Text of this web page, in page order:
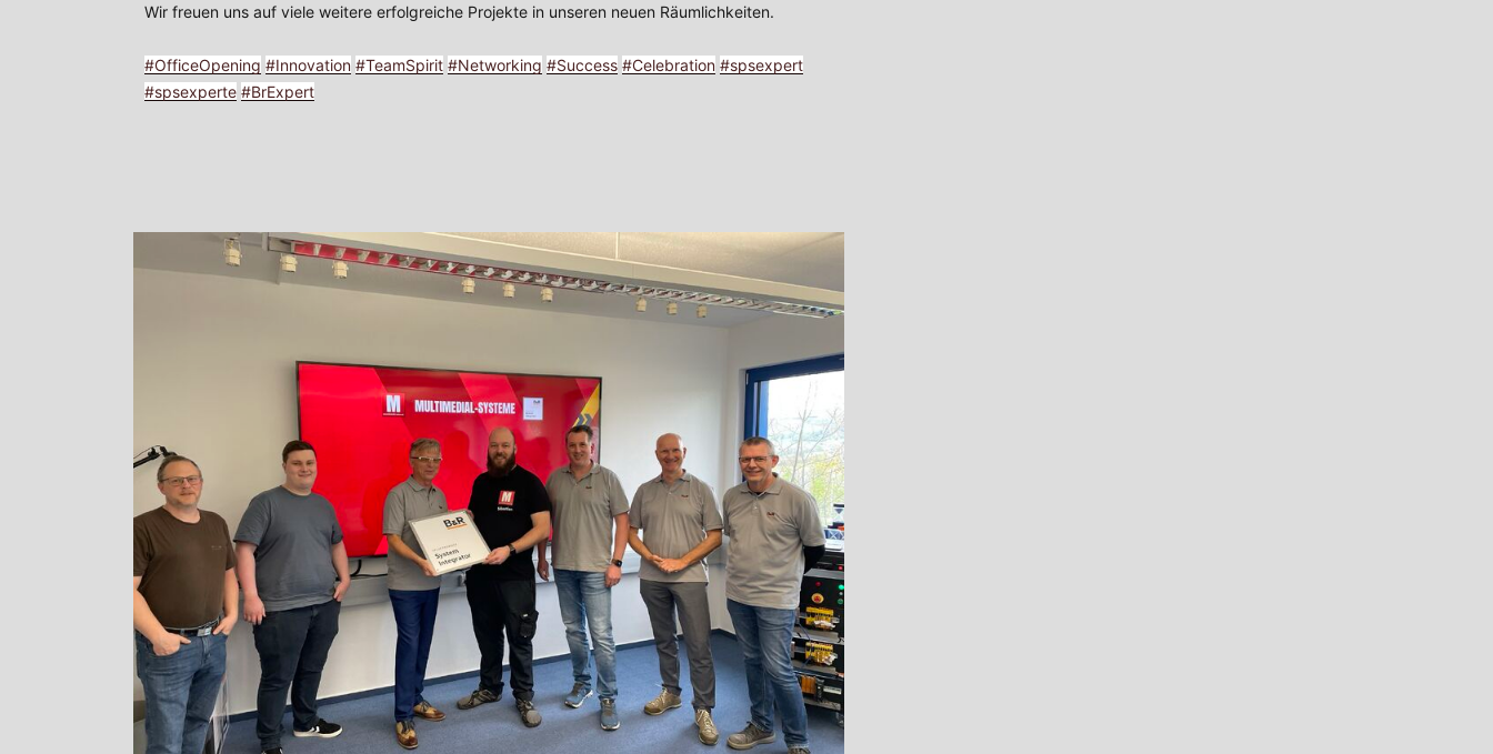
Wir freuen uns auf viele weitere erfolgreiche Projekte in unseren neuen Räumlichkeiten.
Hashtag
#OfficeOpening
Hashtag
#Innovation
Hashtag
#TeamSpirit
Hashtag
#Networking
Hashtag
#Success
Hashtag
#Celebration
Hashtag
#spsexpert
Hashtag
#spsexperte #BrExpert